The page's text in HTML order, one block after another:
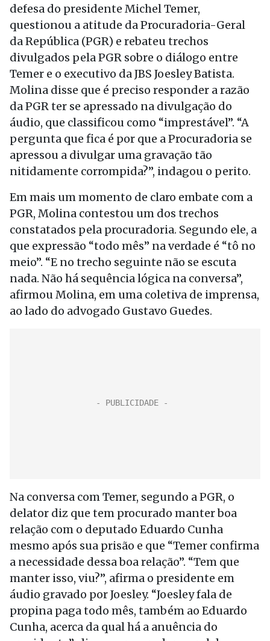
defesa do presidente Michel Temer,
questionou a atitude da Procuradoria-Geral
da República (PGR) e rebateu trechos
divulgados pela PGR sobre o diálogo entre
Temer e o executivo da JBS Joesley Batista.
Molina disse que é preciso responder a razão
da PGR ter se apressado na divulgação do
áudio, que classificou como “imprestável”. “A
pergunta que fica é por que a Procuradoria se
apressou a divulgar uma gravação tão
nitidamente corrompida?”, indagou o perito.
Em mais um momento de claro embate com a
PGR, Molina contestou um dos trechos
constatados pela procuradoria. Segundo ele, a
que expressão “todo mês” na verdade é “tô no
meio”. “E no trecho seguinte não se escuta
nada. Não há sequência lógica na conversa”,
afirmou Molina, em uma coletiva de imprensa,
ao lado do advogado Gustavo Guedes.
Na conversa com Temer, segundo a PGR, o
delator diz que tem procurado manter boa
relação com o deputado Eduardo Cunha
mesmo após sua prisão e que “Temer confirma
a necessidade dessa boa relação”. “Tem que
manter isso, viu?”, afirma o presidente em
áudio gravado por Joesley. “Joesley fala de
propina paga todo mês, também ao Eduardo
Cunha, acerca da qual há a anuência do